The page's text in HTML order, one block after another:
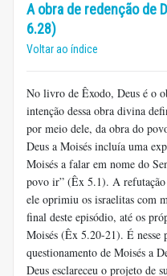
A obra de redenção de
6.28)
Voltar ao índice
No livro de Êxodo, Deus é o
intenção dessa obra divina
por meio dele, da obra do
Deus a Moisés incluía uma
Moisés a falar em nome do
povo ir” (Êx 5.1). A
ele oprimiu os israelitas com
final deste episódio, até os
Moisés (Êx 5.20-21). É nesse
questionamento de Moisés a
Deus esclareceu o projeto de